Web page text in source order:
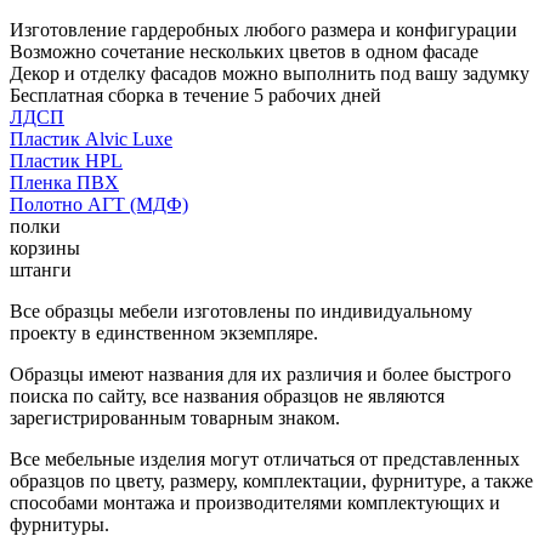
Изготовление гардеробных любого размера и конфигурации
Возможно сочетание нескольких цветов в одном фасаде
Декор и отделку фасадов можно выполнить под вашу задумку
Бесплатная сборка в течение 5 рабочих дней
ЛДСП
Пластик Alvic Luxe
Пластик HPL
Пленка ПВХ
Полотно АГТ (МДФ)
полки
корзины
штанги
Все образцы мебели изготовлены по индивидуальному
проекту в единственном экземпляре.
Образцы имеют названия для их различия и более быстрого
поиска по сайту, все названия образцов не являются
зарегистрированным товарным знаком.
Все мебельные изделия могут отличаться от представленных
образцов по цвету, размеру, комплектации, фурнитуре, а также
способами монтажа и производителями комплектующих и
фурнитуры.